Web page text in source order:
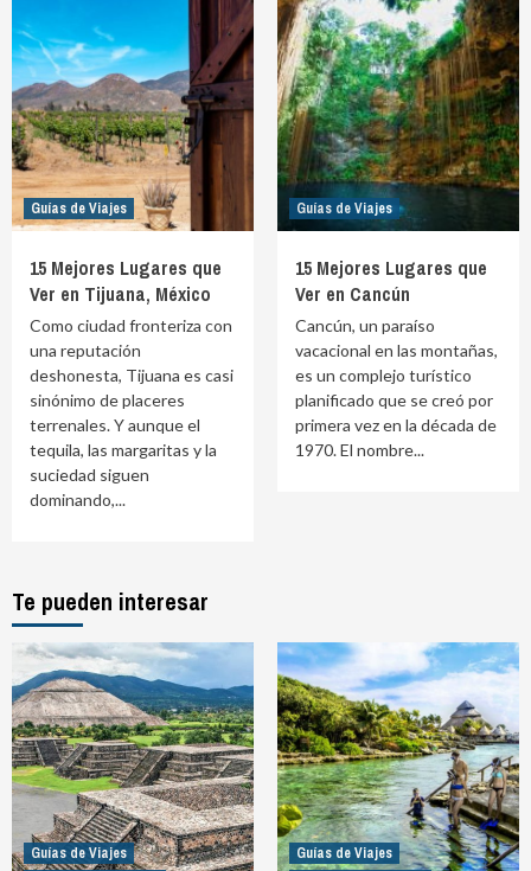
Guías de Viajes
15 Mejores Lugares que
Ver en Tijuana, México
Como ciudad fronteriza con
una reputación
deshonesta, Tijuana es casi
sinónimo de placeres
terrenales. Y aunque el
tequila, las margaritas y la
suciedad siguen
dominando,...
Guías de Viajes
15 Mejores Lugares que
Ver en Cancún
Cancún, un paraíso
vacacional en las montañas,
es un complejo turístico
planificado que se creó por
primera vez en la década de
1970. El nombre...
Te pueden interesar
Guías de Viajes
Guías de Viajes